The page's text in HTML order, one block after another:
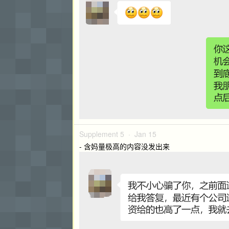
Supplement 5 · Jan 15
- 含妈量极高的内容没发出来